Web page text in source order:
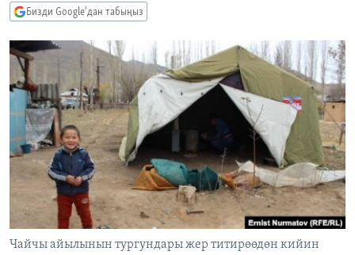
ДАНИСТЕ
ЭЖЕ-СИҢДИЛЕР
АЗАТТЫК+
ЫҢГАЙСЫЗ СУРООЛОР
Русский
ОНЛАЙН ШЕРИНЕ
ЭЕ/АРнун бардык сайттары
Бизди Google'дан табыңыз
Чайчы айылынын тургундары жер титирөөдөн кийин